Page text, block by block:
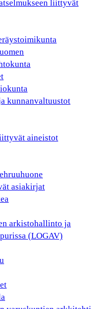
liittyvät
kunnanvaltuustot
aineistot
asiakirjat
arkistohallinto ja
(LOGAV)